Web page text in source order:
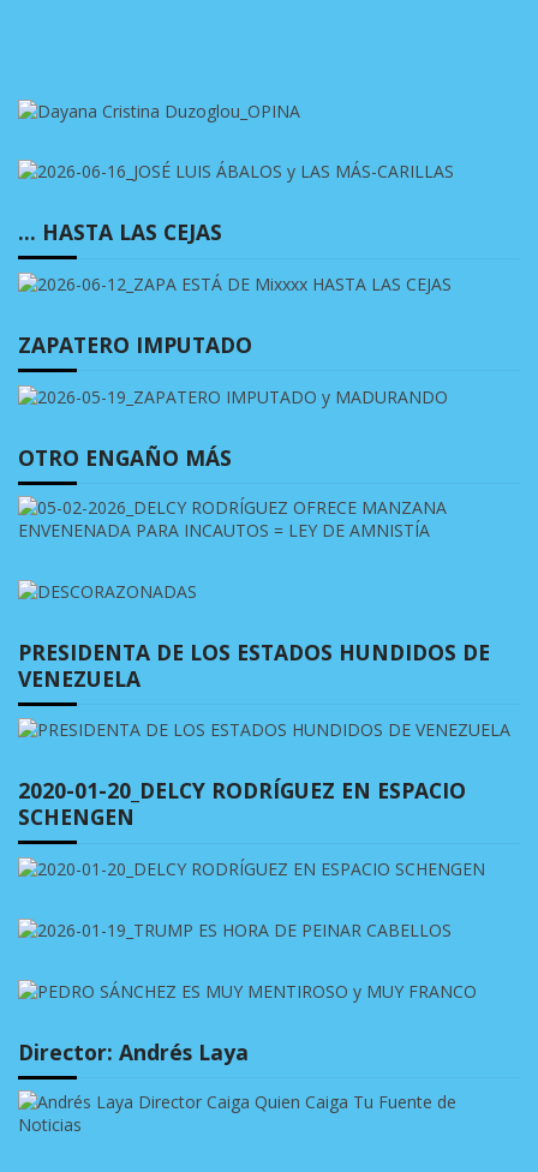
… HASTA LAS CEJAS
ZAPATERO IMPUTADO
OTRO ENGAÑO MÁS
PRESIDENTA DE LOS ESTADOS HUNDIDOS DE
VENEZUELA
2020-01-20_DELCY RODRÍGUEZ EN ESPACIO
SCHENGEN
Director: Andrés Laya